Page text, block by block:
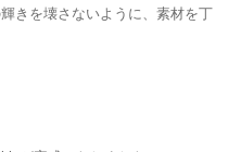
きを壊さないように、素材を丁